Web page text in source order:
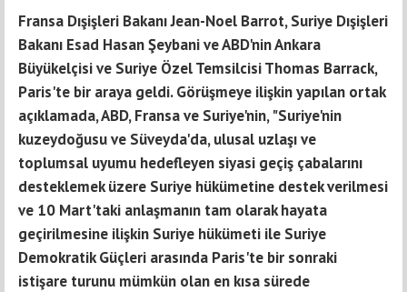
Fransa Dışişleri Bakanı Jean-Noel Barrot, Suriye Dışişleri
Bakanı Esad Hasan Şeybani ve ABD'nin Ankara
Büyükelçisi ve Suriye Özel Temsilcisi Thomas Barrack,
Paris'te bir araya geldi. Görüşmeye ilişkin yapılan ortak
açıklamada, ABD, Fransa ve Suriye'nin, "Suriye'nin
kuzeydoğusu ve Süveyda'da, ulusal uzlaşı ve
toplumsal uyumu hedefleyen siyasi geçiş çabalarını
desteklemek üzere Suriye hükümetine destek verilmesi
ve 10 Mart'taki anlaşmanın tam olarak hayata
geçirilmesine ilişkin Suriye hükümeti ile Suriye
Demokratik Güçleri arasında Paris'te bir sonraki
istişare turunu mümkün olan en kısa sürede